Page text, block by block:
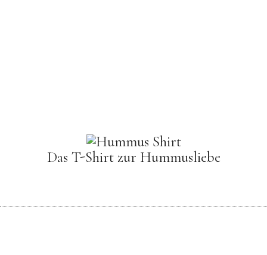
Das T-Shirt zur Hummusliebe